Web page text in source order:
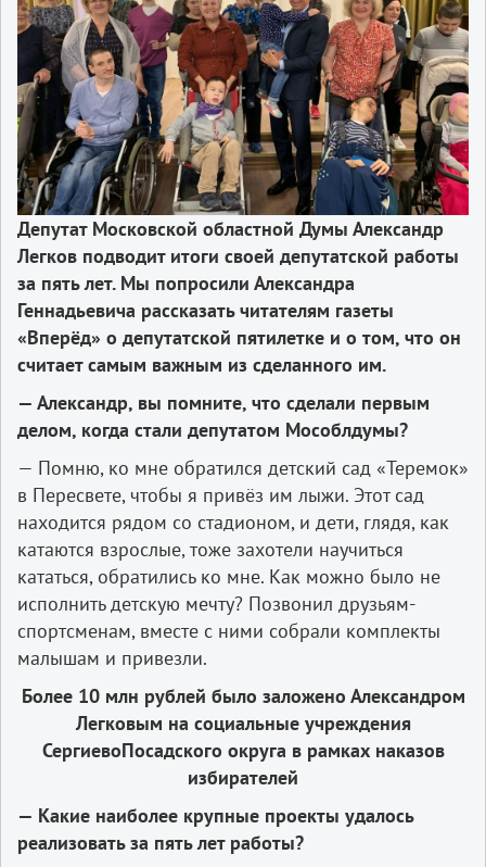
Депутат Московской областной Думы Александр
Легков подводит итоги своей депутатской работы
за пять лет. Мы попросили Александра
Геннадьевича рассказать читателям газеты
«Вперёд» о депутатской пятилетке и о том, что он
считает самым важным из сделанного им.
— Александр, вы помните, что сделали первым
делом, когда стали депутатом Мособлдумы?
— Помню, ко мне обратился детский сад «Теремок»
в Пересвете, чтобы я привёз им лыжи. Этот сад
находится рядом со стадионом, и дети, глядя, как
катаются взрослые, тоже захотели научиться
кататься, обратились ко мне. Как можно было не
исполнить детскую мечту? Позвонил друзьям-
спортсменам, вместе с ними собрали комплекты
малышам и привезли.
Более 10 млн рублей было заложено Александром
Легковым на социальные учреждения
СергиевоПосадского округа в рамках наказов
избирателей
— Какие наиболее крупные проекты удалось
реализовать за пять лет работы?